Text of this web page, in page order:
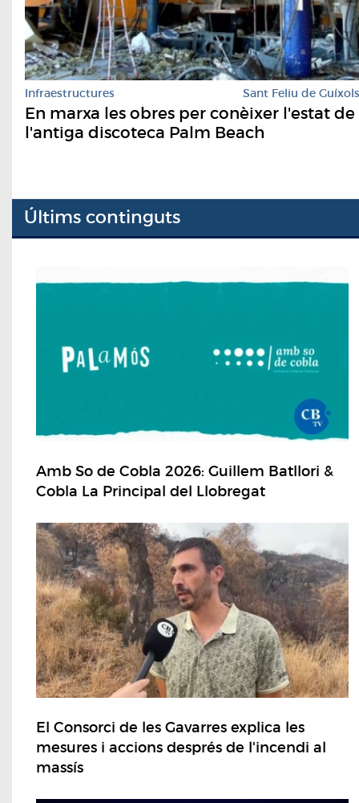
Infraestructures Sant Feliu de Guíxols
En marxa les obres per conèixer l'estat de
l'antiga discoteca Palm Beach
Últims continguts
Amb So de Cobla 2026: Guillem Batllori &
Cobla La Principal del Llobregat
El Consorci de les Gavarres explica les
mesures i accions després de l'incendi al
massís